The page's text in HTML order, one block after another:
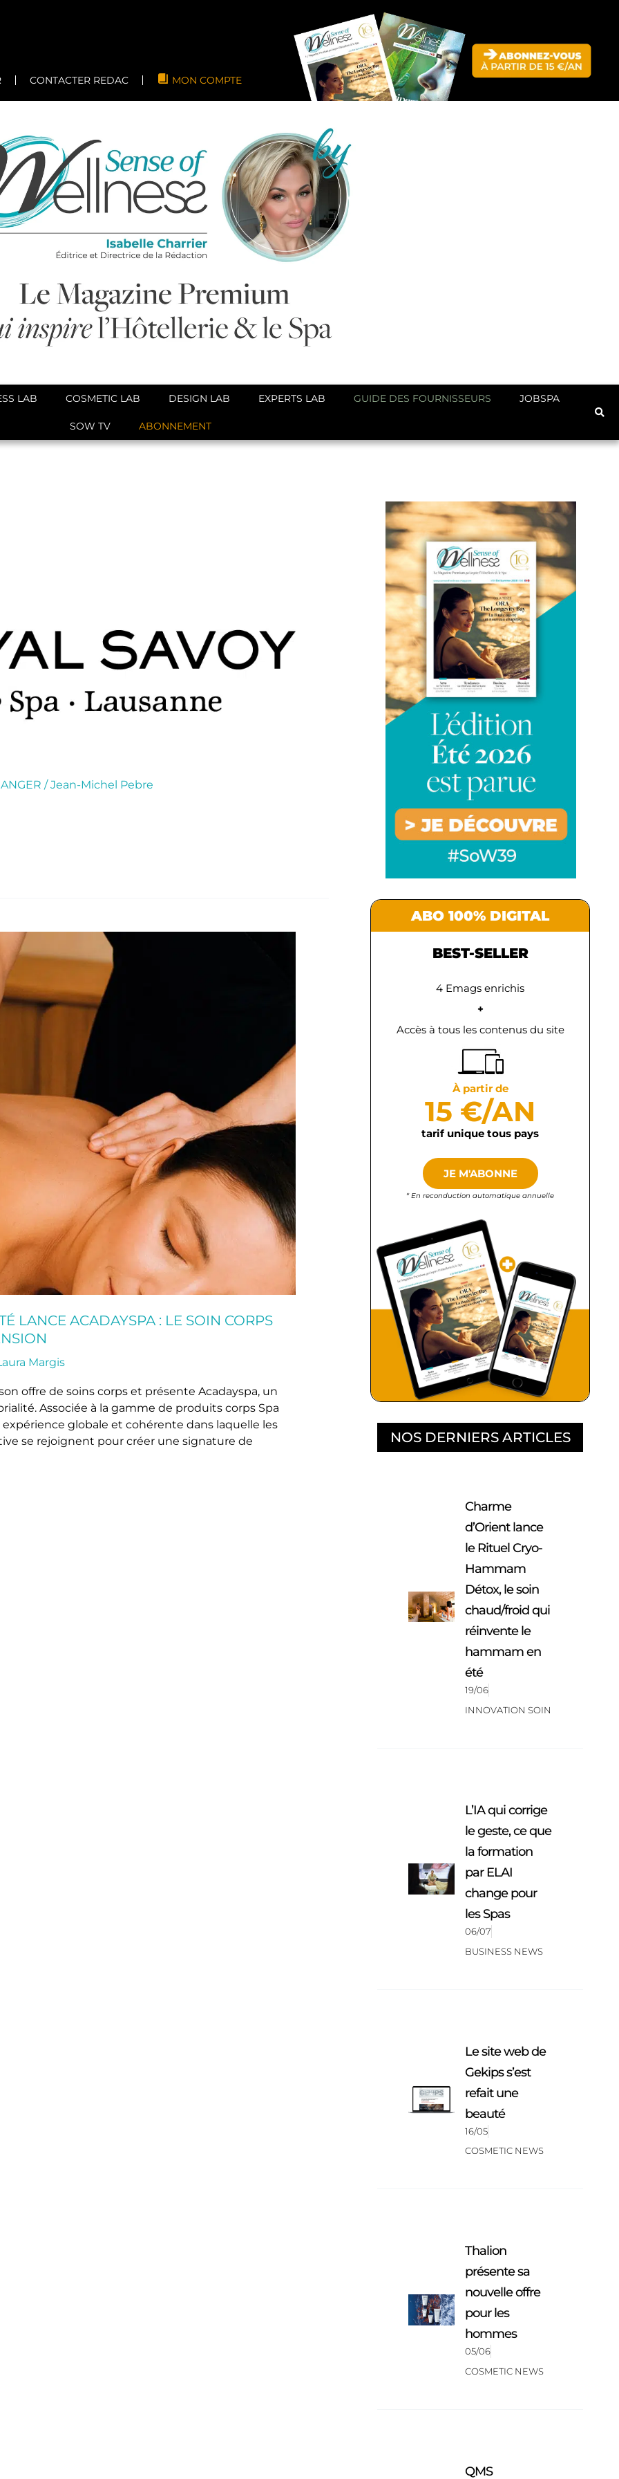
CONTACTER REDAC MON COMPTE
LAB COSMETIC LAB DESIGN LAB EXPERTS LAB GUIDE DES FOURNISSEURS JOBSPA
SOW TV ABONNEMENT
/Jean-Michel Pebre
LANCE ACADAYSPA : LE SOIN CORPS
Margis
offre de soins corps et présente Acadayspa, un
Associée à la gamme de produits corps Spa
globale et cohérente dans laquelle les
se rejoignent pour créer une signature de
ABO 100% DIGITAL
BEST-SELLER
4 Emags enrichis
+
Accès à tous les contenus du site
À partir de
15 €/AN
tarif unique tous pays
JE M'ABONNE
* En reconduction automatique annuelle
NOS DERNIERS ARTICLES
Charme
d’Orient lance
le Rituel Cryo-
Hammam
Détox, le soin
chaud/froid qui
réinvente le
hammam en
été
19/06
INNOVATION SOIN
L’IA qui corrige
le geste, ce que
la formation
par ELAI
change pour
les Spas
06/07
BUSINESS NEWS
Le site web de
Gekips s’est
refait une
beauté
16/05
COSMETIC NEWS
Thalion
présente sa
nouvelle offre
pour les
hommes
05/06
COSMETIC NEWS
QMS